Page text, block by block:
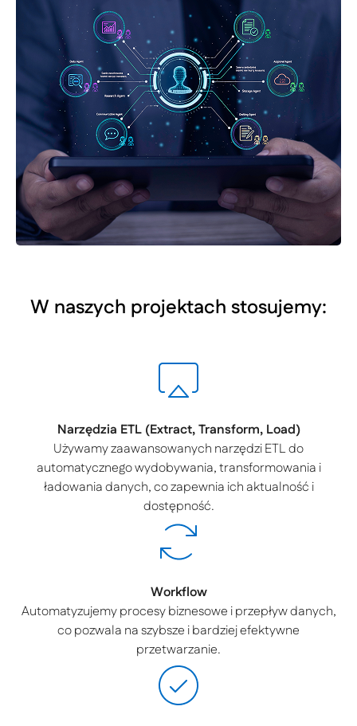
W naszych projektach stosujemy:
Narzędzia ETL (Extract, Transform, Load)
Używamy zaawansowanych narzędzi ETL do
automatycznego wydobywania, transformowania i
ładowania danych, co zapewnia ich aktualność i
dostępność.
Workflow
Automatyzujemy procesy biznesowe i przepływ danych,
co pozwala na szybsze i bardziej efektywne
przetwarzanie.